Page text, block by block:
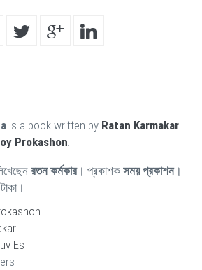
is a book written by Ratan Karmakar
Prokashon
রতন কর্মকার। প্রকাশক সময় প্রকাশন।
Es